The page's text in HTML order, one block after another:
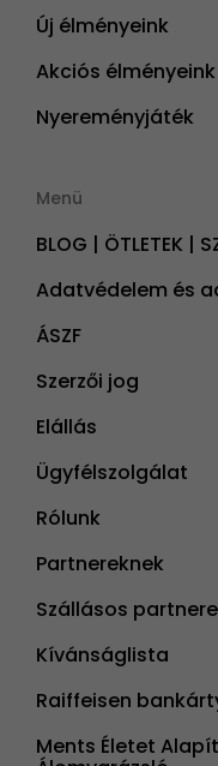
Új élményeink
Akciós élményeink
Nyereményjáték
Menü
BLOG | ÖTLETEK |
Adatvédelem és
ÁSZF
Szerzői jog
Elállás
Ügyfélszolgálat
Rólunk
Partnereknek
Szállásos
Kívánságlista
Raiffeisen
Ments Életet